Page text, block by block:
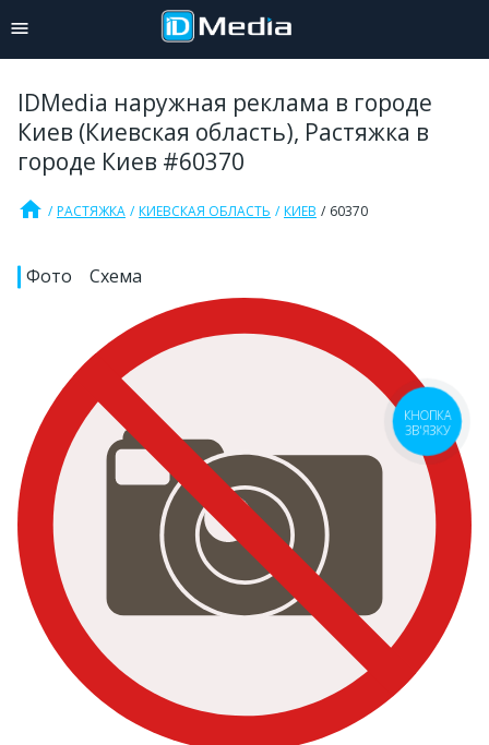
IDMedia наружная реклама в городе
Киев (Киевская область), Растяжка в
городе Киев #60370
home РАСТЯЖКА КИЕВСКАЯ ОБЛАСТЬ КИЕВ 60370
Фото Схема
КНОПКА
ЗВ'ЯЗКУ